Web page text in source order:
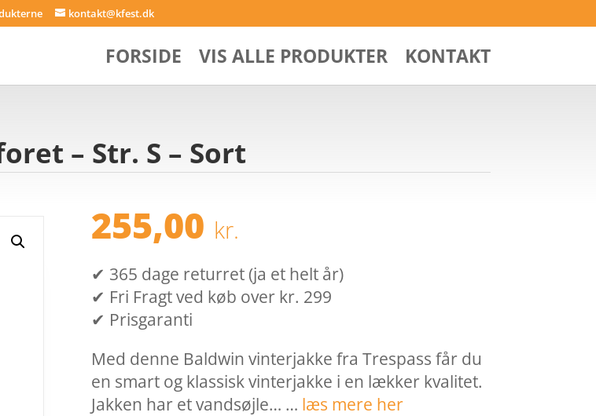
kontakt@kfest.dk
FORSIDE VIS ALLE PRODUKTER KONTAKT
– Str. S – Sort
255,00 kr.
✔ 365 dage returret (ja et helt år)
✔ Fri Fragt ved køb over kr. 299
✔ Prisgaranti
Med denne Baldwin vinterjakke fra Trespass får du
en smart og klassisk vinterjakke i en lækker kvalitet.
Jakken har et vandsøjle… … læs mere her